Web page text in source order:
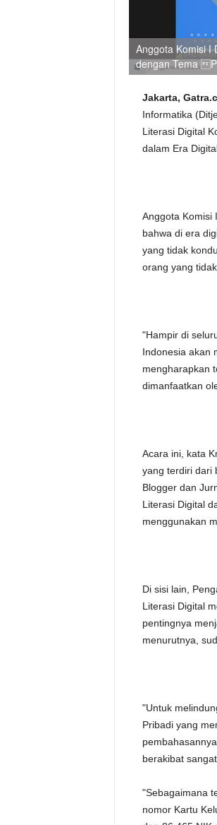
Anggota Komisi I
dengan Tema
Jakarta,
Informatika
Literasi Digital
dalam Era
Anggota Komisi
bahwa di era
yang tidak
orang yang
"Hampir di
Indonesia akan
mengharapkan
dimanfaatkan
Acara ini, kata
yang terdiri dari
Blogger dan
Literasi Digital
menggunakan
Di sisi lain,
Literasi Digital
pentingnya
menurutnya,
"Untuk
Pribadi yang
berakibat
"Sebagaimana
nomor Kartu